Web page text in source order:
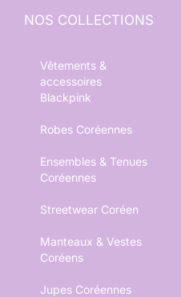
NOS COLLECTIONS
Vêtements &
accessoires
Blackpink
Robes Coréennes
Ensembles & Tenues
Coréennes
Streetwear Coréen
Manteaux & Vestes
Coréens
Jupes Coréennes